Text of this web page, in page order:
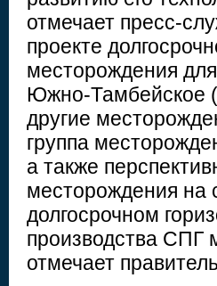
отмечает пресс-
проекте
месторождения
Южно-Тамбейское
другие
группа
а также
месторождения на
долгосрочном
производства СПГ
отмечает